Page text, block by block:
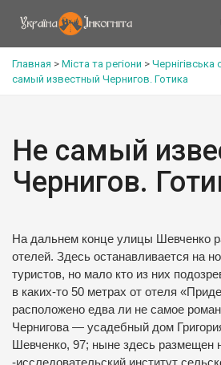
Главная > Міста та регіони > Чернігівська
самый известный Чернигов. Готика
Не самый
Чернигов.
На дальнем конце улицы Шевченко
отелей. Здесь останавливается на
туристов, но мало кто из них
в каких-то 50 метрах от отеля
расположено едва ли не самое
Чернигова — усадебный дом
Шевченко, 97; ныне здесь размещен